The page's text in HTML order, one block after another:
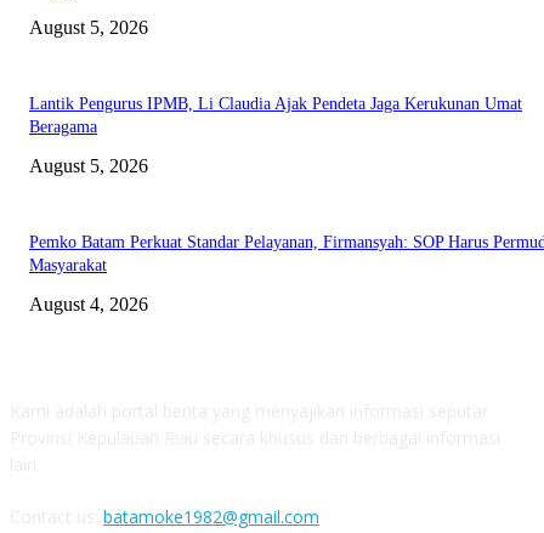
August 5, 2026
Lantik Pengurus IPMB, Li Claudia Ajak Pendeta Jaga Kerukunan Umat
Beragama
August 5, 2026
Pemko Batam Perkuat Standar Pelayanan, Firmansyah: SOP Harus
Masyarakat
August 4, 2026
batamoke1982@gmail.com